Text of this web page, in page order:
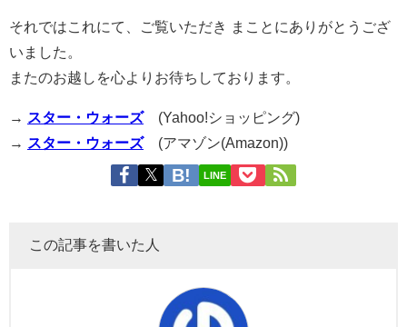
それではこれにて、ご覧いただき まことにありがとうござ
いました。
またのお越しを心よりお待ちしております。
→ スター・ウォーズ(Yahoo!ショッピング)
→ スター・ウォーズ(アマゾン(Amazon))
LINE
この記事を書いた人